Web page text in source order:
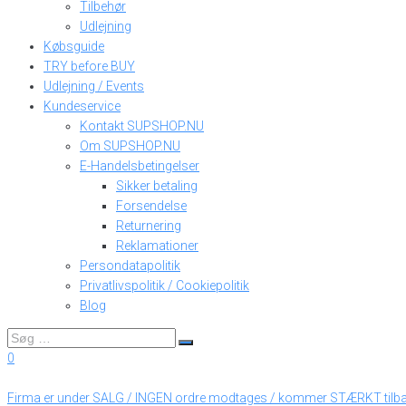
Tilbehør
Udlejning
Købsguide
TRY before BUY
Udlejning / Events
Kundeservice
Kontakt SUPSHOP.NU
Om SUPSHOP.NU
E-Handelsbetingelser
Sikker betaling
Forsendelse
Returnering
Reklamationer
Persondatapolitik
Privatlivspolitik / Cookiepolitik
Blog
0
Firma er under SALG / INGEN ordre modtages / kommer STÆRKT